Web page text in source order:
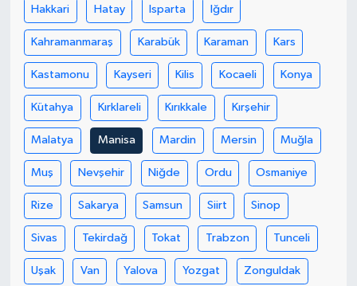
Hakkari Hatay Isparta Iğdır
Kahramanmaraş Karabük Karaman Kars
Kastamonu Kayseri Kilis Kocaeli Konya
Kütahya Kırklareli Kırıkkale Kırşehir
Malatya Manisa Mardin Mersin Muğla
Muş Nevşehir Niğde Ordu Osmaniye
Rize Sakarya Samsun Siirt Sinop
Sivas Tekirdağ Tokat Trabzon Tunceli
Uşak Van Yalova Yozgat Zonguldak